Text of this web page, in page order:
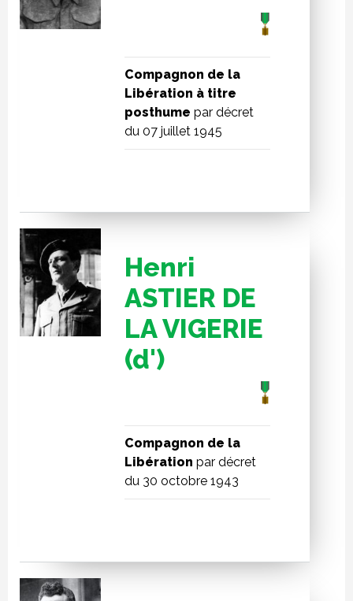
Compagnon de la
Libération à titre
posthume par décret
du 07 juillet 1945
Henri
ASTIER DE
LA VIGERIE
(d')
Compagnon de la
Libération par décret
du 30 octobre 1943